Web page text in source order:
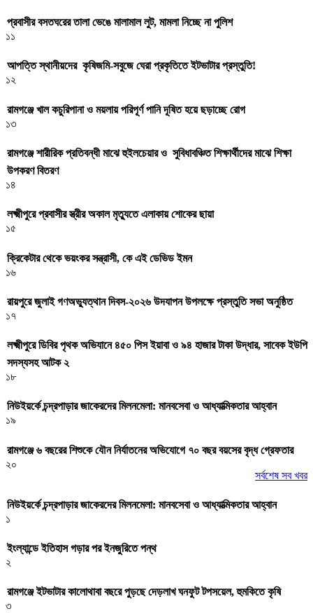
প্রবাসীর বসতঘরের তালা ভেঙে মালামাল লুট, মামলা নিচ্ছে না পুলিশ
১১
আপত্তি স্থানীয়দের কৃষিজমি-সবুজে ঘেরা প্রকৃতিতে ইটভাটার প্রস্তুতি!
১২
রামগঞ্জে খাল কচুরিপানা ও ময়লায় পরিপূর্ণ পানি দূষিত হয়ে ছড়াচ্ছে রোগ
১৩
রামগঞ্জে শারীরিক প্রতিবন্ধী মাঝে হুইলচেয়ার ও সুবিধাবঞ্চিত শিক্ষার্থীদের মাঝে শিক্ষা
উপকরণ বিতরণ
১৪
লক্ষ্মীপুরে প্রবাসীর স্ত্রীর অকাল মৃত্যুতে এলাকায় শোকের ছায়া
১৫
ক্রিকেটার থেকে ভয়ংকর সন্ত্রাসী, কে এই ডেভিড ইমন
১৬
রায়পুরে জুলাই গণঅভ্যুত্থান দিবস-২০২৬ উদযাপন উপলক্ষে প্রস্তুতি সভা অনুষ্ঠিত
১৭
লক্ষ্মীপুরে ডিবির পৃথক অভিযানে ৪৫০ পিস ইয়াবা ও ৯৪ হাজার টাকা উদ্ধার, সাবেক ইউপি
সদস্যসহ আটক ২
১৮
নিউইয়র্কে চন্দ্রপাড়ার জাকেরদের মিলনমেলা: মানবসেবা ও আধ্যাত্মিকতার আহ্বান
১৯
রামগঞ্জে ৬ বছরের শিশুকে যৌন নির্যাতনের অভিযোগে ৭০ বছর বয়সের বৃদ্ধ গ্রেফতার
২০
সর্বশেষ সব খবর
নিউইয়র্কে চন্দ্রপাড়ার জাকেরদের মিলনমেলা: মানবসেবা ও আধ্যাত্মিকতার আহ্বান
১
ইংল্যান্ডে ইতিহাস গড়ার পর ইনজুরিতে পন্থ
২
রামগঞ্জে ইটভাটার কালোথাবা বছরে পুড়ছে দেড়লাখ ঘনফুট টপসয়েল, হুমকিতে কৃষি
৩